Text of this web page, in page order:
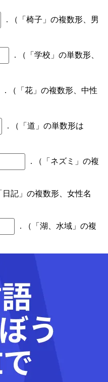
. （「椅子」の複数形、男
. （「学校」の単数形、
. （「花」の複数形、中性
. （「道」の単数形は
. （「ネズミ」の複
日記」の複数形、女性名
. （「湖、水域」の複